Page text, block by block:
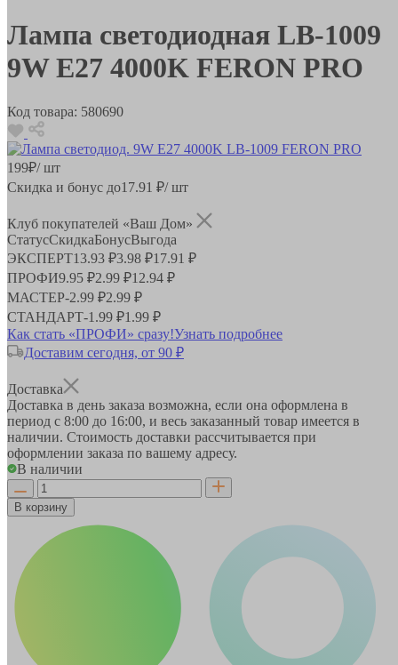
Лампа светодиодная LB-1009
9W E27 4000K FERON PRO
Код товара: 580690
199₽/ шт
Скидка и бонус до17.91 ₽/ шт
Клуб покупателей «Ваш Дом»
СтатусСкидкаБонусВыгода
ЭКСПЕРТ13.93 ₽3.98 ₽17.91 ₽
ПРОФИ9.95 ₽2.99 ₽12.94 ₽
МАСТЕР-2.99 ₽2.99 ₽
СТАНДАРТ-1.99 ₽1.99 ₽
Как стать «ПРОФИ» сразу!Узнать подробнее
Доставим сегодня, от 90 ₽
Доставка
Доставка в день заказа возможна, если она оформлена в
период с 8:00 до 16:00, и весь заказанный товар имеется в
наличии. Стоимость доставки рассчитывается при
оформлении заказа по вашему адресу.
В наличии
В корзину